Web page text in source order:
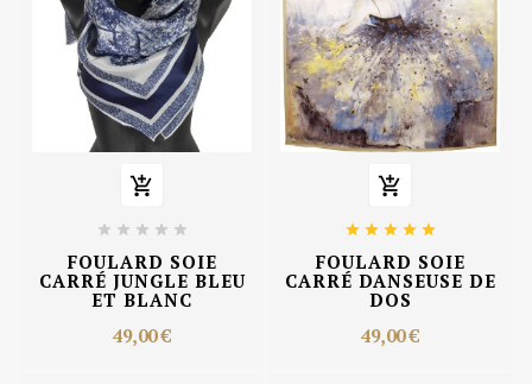

    
FOULARD SOIE
CARRÉ JUNGLE BLEU
ET BLANC
49,00 €

    
FOULARD SOIE
CARRÉ DANSEUSE DE
DOS
49,00 €